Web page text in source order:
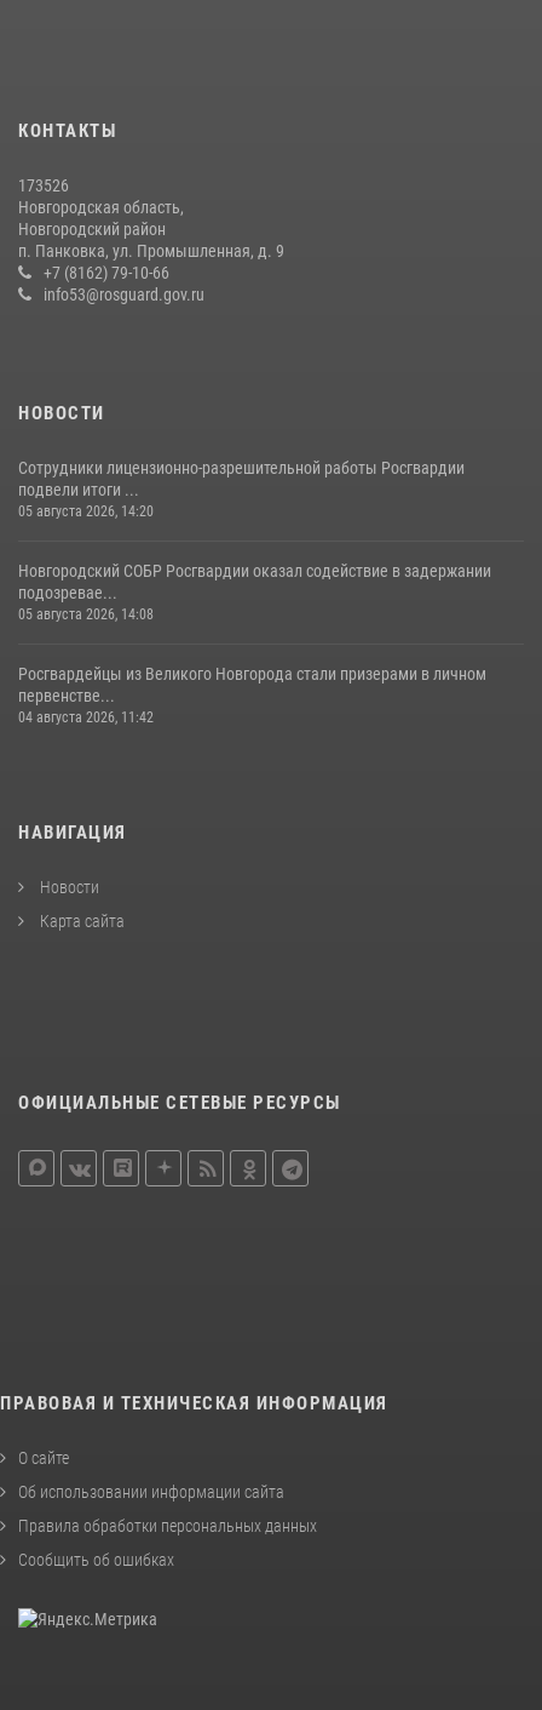
подвел итоги служебной деятельности сотрудников
вневедомственной охраны за первое полугодие 2026 года
22 июля 2026, 12:33 6
КОНТАКТЫ
173526
Новгородская область,
Новгородский район
п. Панковка, ул. Промышленная, д. 9
+7 (8162) 79-10-66
info53@rosguard.gov.ru
НОВОСТИ
Сотрудники лицензионно-разрешительной работы Росгвардии
подвели итоги ...
05 августа 2026, 14:20
Новгородский СОБР Росгвардии оказал содействие в задержании
подозревае...
05 августа 2026, 14:08
Росгвардейцы из Великого Новгорода стали призерами в личном
первенстве...
04 августа 2026, 11:42
НАВИГАЦИЯ
Новости
Карта сайта
ОФИЦИАЛЬНЫЕ СЕТЕВЫЕ РЕСУРСЫ
ПРАВОВАЯ И ТЕХНИЧЕСКАЯ ИНФОРМАЦИЯ
О сайте
Об использовании информации сайта
Правила обработки персональных данных
Сообщить об ошибках